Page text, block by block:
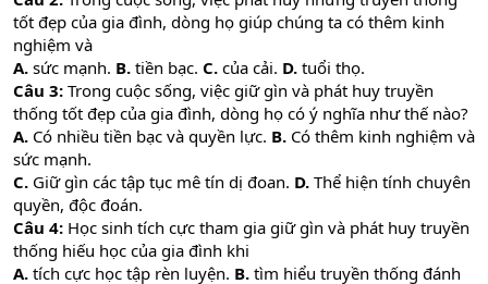
tốt đẹp của gia đình, dòng họ giúp chúng ta có thêm kinh
nghiệm và
A. sức mạnh. B. tiền bạc. C. của cải. D. tuổi thọ.
Câu 3: Trong cuộc sống, việc giữ gìn và phát huy truyền
thống tốt đẹp của gia đình, dòng họ có ý nghĩa như thế nào?
A. Có nhiều tiền bạc và quyền lực. B. Có thêm kinh nghiệm và
sức mạnh.
C. Giữ gìn các tập tục mê tín dị đoan. D. Thể hiện tính chuyên
quyền, độc đoán.
Câu 4: Học sinh tích cực tham gia giữ gìn và phát huy truyền
thống hiếu học của gia đình khi
A. tích cực học tập rèn luyện. B. tìm hiểu truyền thống đánh